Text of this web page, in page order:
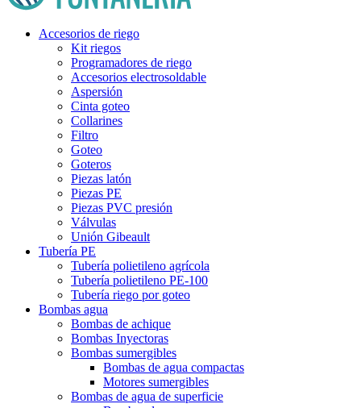
Accesorios de riego
Kit riegos
Programadores de riego
Accesorios electrosoldable
Aspersión
Cinta goteo
Collarines
Filtro
Goteo
Goteros
Piezas latón
Piezas PE
Piezas PVC presión
Válvulas
Unión Gibeault
Tubería PE
Tubería polietileno agrícola
Tubería polietileno PE-100
Tubería riego por goteo
Bombas agua
Bombas de achique
Bombas Inyectoras
Bombas sumergibles
Bombas de agua compactas
Motores sumergibles
Bombas de agua de superficie